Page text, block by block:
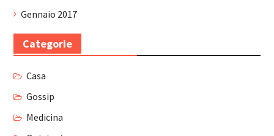
Gennaio 2017
Categorie
Casa
Gossip
Medicina